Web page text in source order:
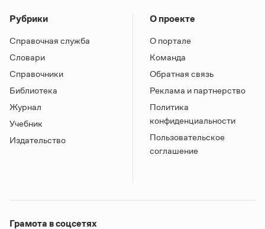
Рубрики
Справочная служба
Словари
Справочники
Библиотека
Журнал
Учебник
Издательство
О проекте
О портале
Команда
Обратная связь
Реклама и партнерство
Политика
конфиденциальности
Пользовательское
соглашение
Грамота в соцсетях